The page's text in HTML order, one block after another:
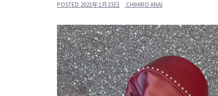
POSTED 2021年1月23日 CHIHIRO ANAI